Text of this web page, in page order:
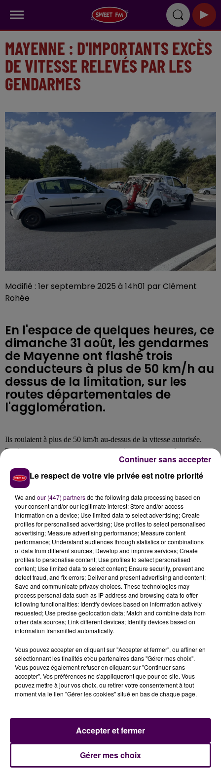
MAYENNE : D'IMPORTANTS EXCÈS
DE VITESSE RELEVÉS PAR LES
GENDARMES
Modifié : 1er septembre 2025 à 14h01 par Clément
Rohée
En l'espace de quelques heures, ce
dimanche 31 août, les gendarmes
de Mayenne ont flashé trois
conducteurs à plus de 50 km/h au
dessus de la limitation, sur les
routes départementales de
l'agglomération.
Ils roulaient à plus de 50 km/h au-dessus de la vitesse autorisée.
Trois conducteurs ont vu leur permis suspenduaprès leur
interpellation par les gendarmes de Mayenne, ce dimanche 31 août.
Les véhicules ont été placés en fourrière. Les chauffards devront
prochainement répondre de leurs actes devant la justice. Ils risquent
une forte amende, une suspension de leur permis de conduire et un
retrait de 6 points.
À LA UNE
31 juillet 2026
Gagnez vos entrées à Terra Botanica !
Inscrivez-vous au casting The Voice & The Voice
Kids !
12h02
Deux rixes en trois semaines : le préfet ordonne
Le respect de votre vie privée est notre priorité
We and our (447) partnersdo the following data processing based on
your consent and/or our legitimate interest: Store and/or access
information on a device; Use limited data to select advertising; Create
profiles for personalised advertising; Use profiles to select personalised
advertising; Measure advertising performance; Measure content
performance; Understand audiences through statistics or combinations
of data from different sources; Develop and improve services; Create
profiles to personalise content; Use profiles to select personalised
content; Use limited data to select content; Ensure security, prevent and
detect fraud, and fix errors; Deliver and present advertising and content;
Save and communicate privacy choices. These technologies may
process personal data such as IP address and browsing data to offer
following functionalities: Identify devices based on information actively
requested; Use precise geolocation data; Match and combine data from
other data sources; Link different devices; Identify devices based on
information transmitted automatically.
Vous pouvez accepter en cliquant sur "Accepter et fermer", ou affiner en
sélectionnant les finalités et/ou partenaires dans "Gérer mes choix".
Vous pouvez également refuser en cliquant sur "Continuer sans
accepter". Vos préférences ne s'appliqueront que pour ce site. Vous
pouvez mettre à jour vos choix, ou retirer votre consentement à tout
moment via le lien "Gérer les cookies" situé en bas de chaque page.
Gérer mes choix
Accepter et fermer
Continuer sans accepter